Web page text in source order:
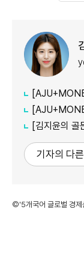
[AJU+MONEY] '
[AJU+MONEY]
[김지윤의 골든피그]
기자의 다
©'5개국어 글로벌 경제